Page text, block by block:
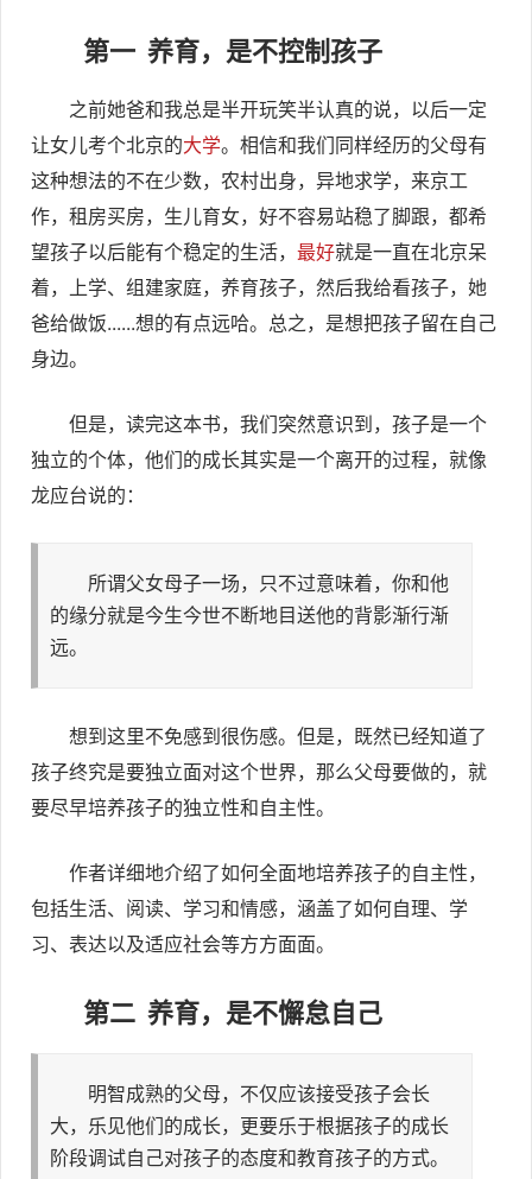
第一 养育，是不控制孩子
之前她爸和我总是半开玩笑半认真的说，以后一定
让女儿考个北京的大学。相信和我们同样经历的父母有
这种想法的不在少数，农村出身，异地求学，来京工
作，租房买房，生儿育女，好不容易站稳了脚跟，都希
望孩子以后能有个稳定的生活， 最好就是一直在北京呆
着，上学、组建家庭，养育孩子，然后我给看孩子，她
爸给做饭......想的有点远哈。总之，是想把孩子留在自己
身边。
但是，读完这本书，我们突然意识到，孩子是一个
独立的个体，他们的成长其实是一个离开的过程，就像
龙应台说的：
所谓父女母子一场，只不过意味着，你和他
的缘分就是今生今世不断地目送他的背影渐行渐
远。
想到这里不免感到很伤感。但是，既然已经知道了
孩子终究是要独立面对这个世界，那么父母要做的，就
要尽早培养孩子的独立性和自主性。
作者详细地介绍了如何全面地培养孩子的自主性，
包括生活、阅读、学习和情感，涵盖了如何自理、学
习、表达以及适应社会等方方面面。
第二 养育，是不懈怠自己
明智成熟的父母，不仅应该接受孩子会长
大，乐见他们的成长，更要乐于根据孩子的成长
阶段调试自己对孩子的态度和教育孩子的方式。